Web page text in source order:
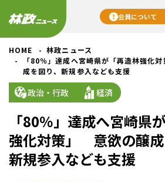
会員について
HOME
林政ニュース
「80％」達成へ宮崎県が「再造林強化
成を図り、新規参入なども支援
政治・行政 経済
「80％」達成へ宮崎県
強化対策」 意欲の醸成
新規参入なども支援